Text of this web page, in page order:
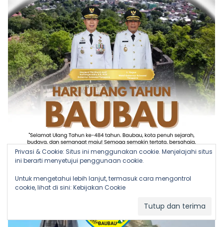
Privasi & Cookie: Situs ini menggunakan cookie. Menjelajahi situs
ini berarti menyetujui penggunaan cookie.
Untuk mengetahui lebih lanjut, termasuk cara mengontrol
cookie, lihat di sini: Kebijakan Cookie